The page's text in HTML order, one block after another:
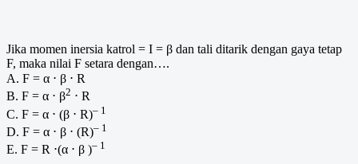
Jika momen inersia katrol = I = β dan tali ditarik dengan gaya tetap
F, maka nilai F setara dengan….
A. F = α ⋅ β ⋅ R
B. F = α ⋅ β2 ⋅ R
C. F = α ⋅ (β ⋅ R)– 1
D. F = α ⋅ β ⋅ (R)– 1
E. F = R ⋅(α ⋅ β )– 1